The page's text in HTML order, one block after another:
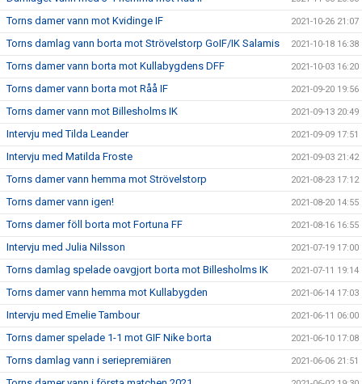
Torns damer vann mot Kvidinge IF 2021-10-26 21:07
Torns damlag vann borta mot Strövelstorp GoIF/IK Salamis 2021-10-18 16:38
Torns damer vann borta mot Kullabygdens DFF 2021-10-03 16:20
Torns damer vann borta mot Råå IF 2021-09-20 19:56
Torns damer vann mot Billesholms IK 2021-09-13 20:49
Intervju med Tilda Leander 2021-09-09 17:51
Intervju med Matilda Froste 2021-09-03 21:42
Torns damer vann hemma mot Strövelstorp 2021-08-23 17:12
Torns damer vann igen! 2021-08-20 14:55
Torns damer föll borta mot Fortuna FF 2021-08-16 16:55
Intervju med Julia Nilsson 2021-07-19 17:00
Torns damlag spelade oavgjort borta mot Billesholms IK 2021-07-11 19:14
Torns damer vann hemma mot Kullabygden 2021-06-14 17:03
Intervju med Emelie Tambour 2021-06-11 06:00
Torns damer spelade 1-1 mot GIF Nike borta 2021-06-10 17:08
Torns damlag vann i seriepremiären 2021-06-06 21:51